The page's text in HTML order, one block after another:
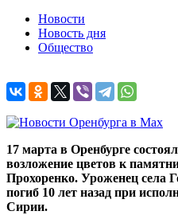
Новости
Новость дня
Общество
17 марта в Оренбурге
возложение цветов к
Прохоренко. Уроженец села
погиб 10 лет назад при
Сирии.